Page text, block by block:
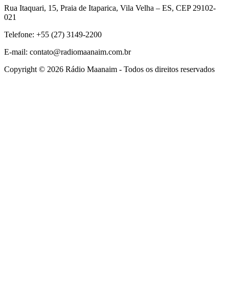
Rua Itaquari, 15, Praia de Itaparica, Vila Velha – ES, CEP 29102-
021
Telefone: +55 (27) 3149-2200
E-mail: contato@radiomaanaim.com.br
Copyright © 2026 Rádio Maanaim - Todos os direitos reservados